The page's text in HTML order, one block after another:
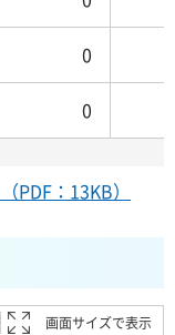
0
0
PDF：13KB）
画面サイズで表示